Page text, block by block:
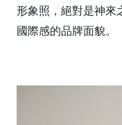
形象照，絕對是神來
國際感的品牌面貌。